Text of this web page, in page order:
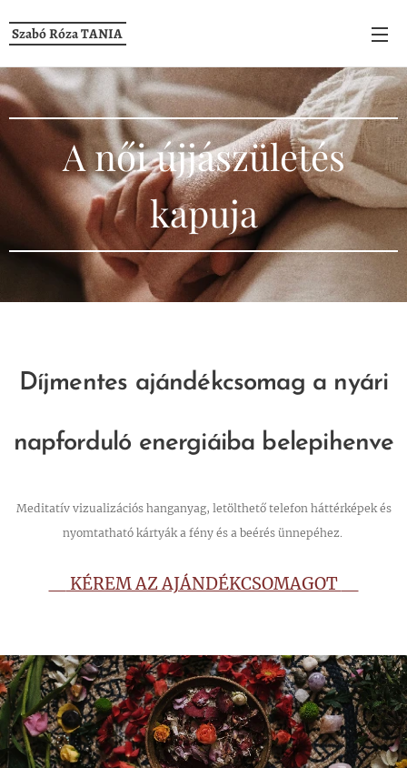
Szabó Róza TANIA
A női újjászületés
kapuja
Díjmentes ajándékcsomag a nyári
napforduló energiáiba belepihenve
Meditatív vizualizációs hanganyag, letölthető telefon háttérképek és
nyomtatható kártyák a fény és a beérés ünnepéhez.
KÉREM AZ AJÁNDÉKCSOMAGOT